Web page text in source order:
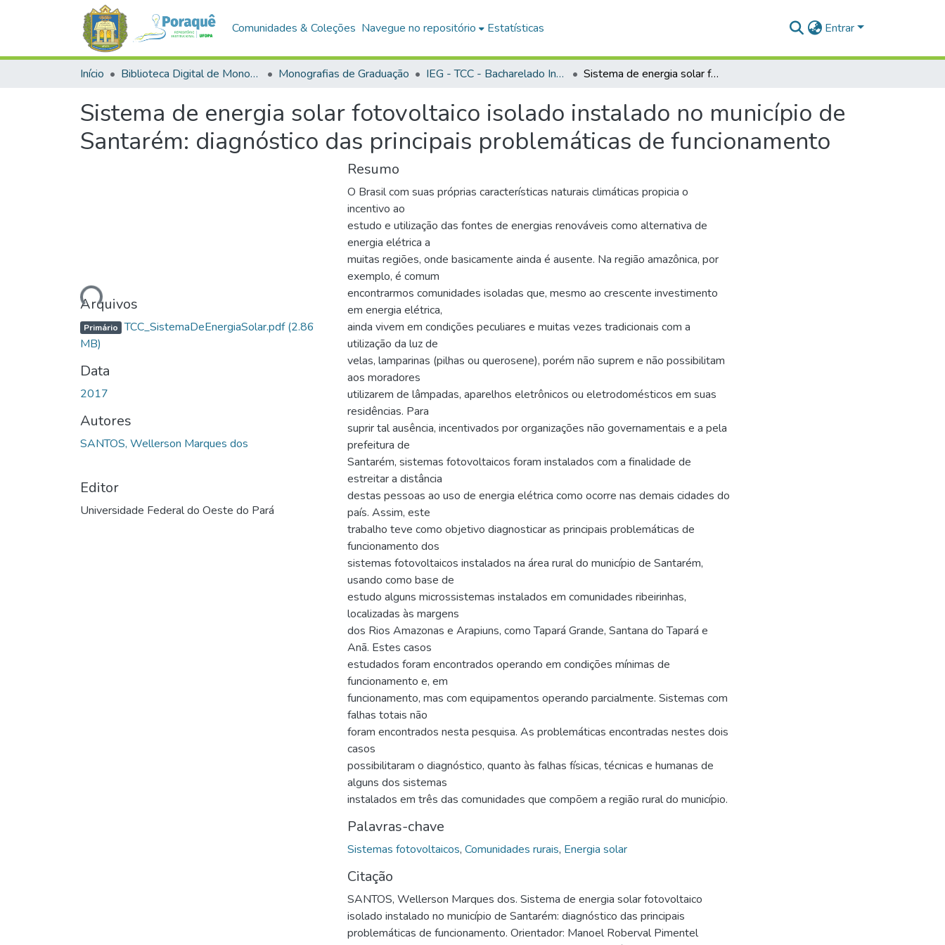
Comunidades & Coleções Navegue no repositório Estatísticas Entrar
Início Biblioteca Digital de Monografias (BDM) Monografias de Graduação IEG - TCC - Bacharelado Interdisciplinar em Ciência e Tecnologia Sistema de energia solar fotovoltaico isolado instalado no município de Santarém: diagnóstico das principais problemáticas de funcionamento
Sistema de energia solar fotovoltaico isolado instalado no município de
Santarém: diagnóstico das principais problemáticas de funcionamento
Carregando...Arquivos
Primário TCC_SistemaDeEnergiaSolar.pdf(2.86
MB)
Data
2017
Autores
SANTOS, Wellerson Marques dos
Editor
Universidade Federal do Oeste do Pará
Resumo
O Brasil com suas próprias características naturais climáticas propicia o
incentivo ao
estudo e utilização das fontes de energias renováveis como alternativa de
energia elétrica a
muitas regiões, onde basicamente ainda é ausente. Na região amazônica, por
exemplo, é comum
encontrarmos comunidades isoladas que, mesmo ao crescente investimento
em energia elétrica,
ainda vivem em condições peculiares e muitas vezes tradicionais com a
utilização da luz de
velas, lamparinas (pilhas ou querosene), porém não suprem e não possibilitam
aos moradores
utilizarem de lâmpadas, aparelhos eletrônicos ou eletrodomésticos em suas
residências. Para
suprir tal ausência, incentivados por organizações não governamentais e a pela
prefeitura de
Santarém, sistemas fotovoltaicos foram instalados com a finalidade de
estreitar a distância
destas pessoas ao uso de energia elétrica como ocorre nas demais cidades do
país. Assim, este
trabalho teve como objetivo diagnosticar as principais problemáticas de
funcionamento dos
sistemas fotovoltaicos instalados na área rural do município de Santarém,
usando como base de
estudo alguns microssistemas instalados em comunidades ribeirinhas,
localizadas às margens
dos Rios Amazonas e Arapiuns, como Tapará Grande, Santana do Tapará e
Anã. Estes casos
estudados foram encontrados operando em condições mínimas de
funcionamento e, em
funcionamento, mas com equipamentos operando parcialmente. Sistemas com
falhas totais não
foram encontrados nesta pesquisa. As problemáticas encontradas nestes dois
casos
possibilitaram o diagnóstico, quanto às falhas físicas, técnicas e humanas de
alguns dos sistemas
instalados em três das comunidades que compõem a região rural do município.
Palavras-chave
Sistemas fotovoltaicos, Comunidades rurais, Energia solar
Citação
SANTOS, Wellerson Marques dos. Sistema de energia solar fotovoltaico
isolado instalado no município de Santarém: diagnóstico das principais
problemáticas de funcionamento. Orientador: Manoel Roberval Pimentel